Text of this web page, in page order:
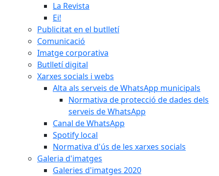
La Revista
Ei!
Publicitat en el butlletí
Comunicació
Imatge corporativa
Butlletí digital
Xarxes socials i webs
Alta als serveis de WhatsApp municipals
Normativa de protecció de dades dels
serveis de WhatsApp
Canal de WhatsApp
Spotify local
Normativa d'ús de les xarxes socials
Galeria d'imatges
Galeries d'imatges 2020